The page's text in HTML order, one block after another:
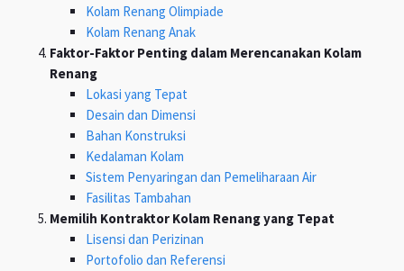
Kolam Renang Olimpiade
Kolam Renang Anak
Faktor-Faktor Penting dalam Merencanakan Kolam
Renang
Lokasi yang Tepat
Desain dan Dimensi
Bahan Konstruksi
Kedalaman Kolam
Sistem Penyaringan dan Pemeliharaan Air
Fasilitas Tambahan
Memilih Kontraktor Kolam Renang yang Tepat
Lisensi dan Perizinan
Portofolio dan Referensi